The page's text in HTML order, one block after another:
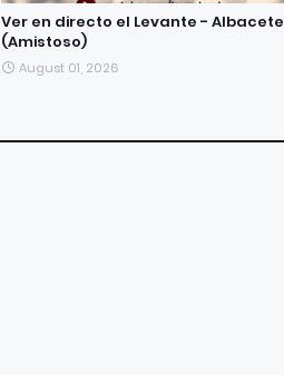
Ver en directo el Levante - Albacete
(Amistoso)
August 01, 2026